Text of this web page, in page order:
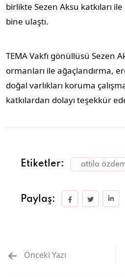
birlikte Sezen Aksu katkıları
bine ulaştı.
TEMA Vakfı gönüllüsü Sezen
ormanları ile ağaçlandırma,
doğal varlıkları koruma
katkılardan dolayı teşekkür
Etiketler: attila
Paylaş:
Önceki Yazı